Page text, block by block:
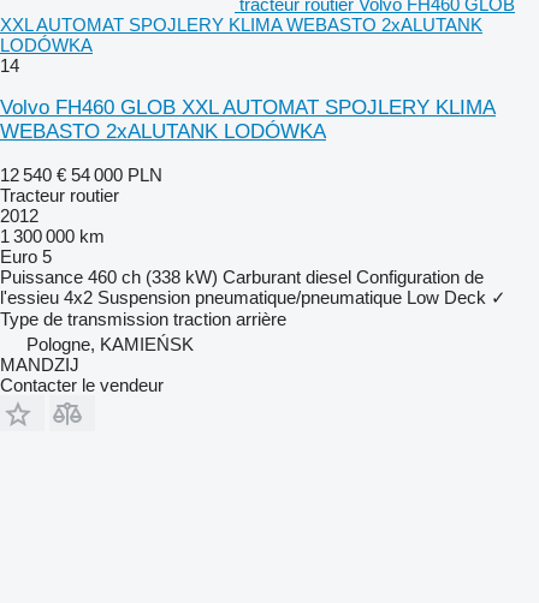
tracteur routier Volvo FH460 GLOB
XXL AUTOMAT SPOJLERY KLIMA WEBASTO 2xALUTANK
LODÓWKA
14
Volvo FH460 GLOB XXL AUTOMAT SPOJLERY KLIMA
WEBASTO 2xALUTANK LODÓWKA
12 540 € 54 000 PLN
Tracteur routier
2012
1 300 000 km
Euro 5
Puissance 460 ch (338 kW) Carburant diesel Configuration de
l'essieu 4x2 Suspension pneumatique/pneumatique Low Deck ✓
Type de transmission traction arrière
Pologne, KAMIEŃSK
MANDZIJ
Contacter le vendeur